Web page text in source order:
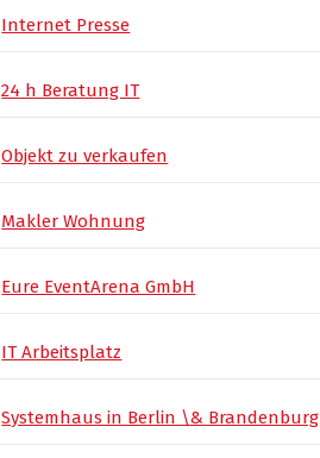
Internet Presse
24 h Beratung IT
Objekt zu verkaufen
Makler Wohnung
Eure EventArena GmbH
IT Arbeitsplatz
Systemhaus in Berlin \& Brandenburg